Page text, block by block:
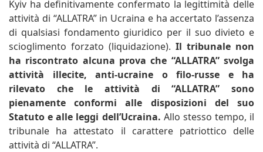
Kyiv ha definitivamente confermato la legittimità delle
attività di “ALLATRA” in Ucraina e ha accertato l’assenza
di qualsiasi fondamento giuridico per il suo divieto e
scioglimento forzato (liquidazione). Il tribunale non
ha riscontrato alcuna prova che “ALLATRA” svolga
attività illecite, anti-ucraine o filo-russe e ha
rilevato che le attività di “ALLATRA” sono
pienamente conformi alle disposizioni del suo
Statuto e alle leggi dell’Ucraina. Allo stesso tempo, il
tribunale ha attestato il carattere patriottico delle
attività di “ALLATRA”.